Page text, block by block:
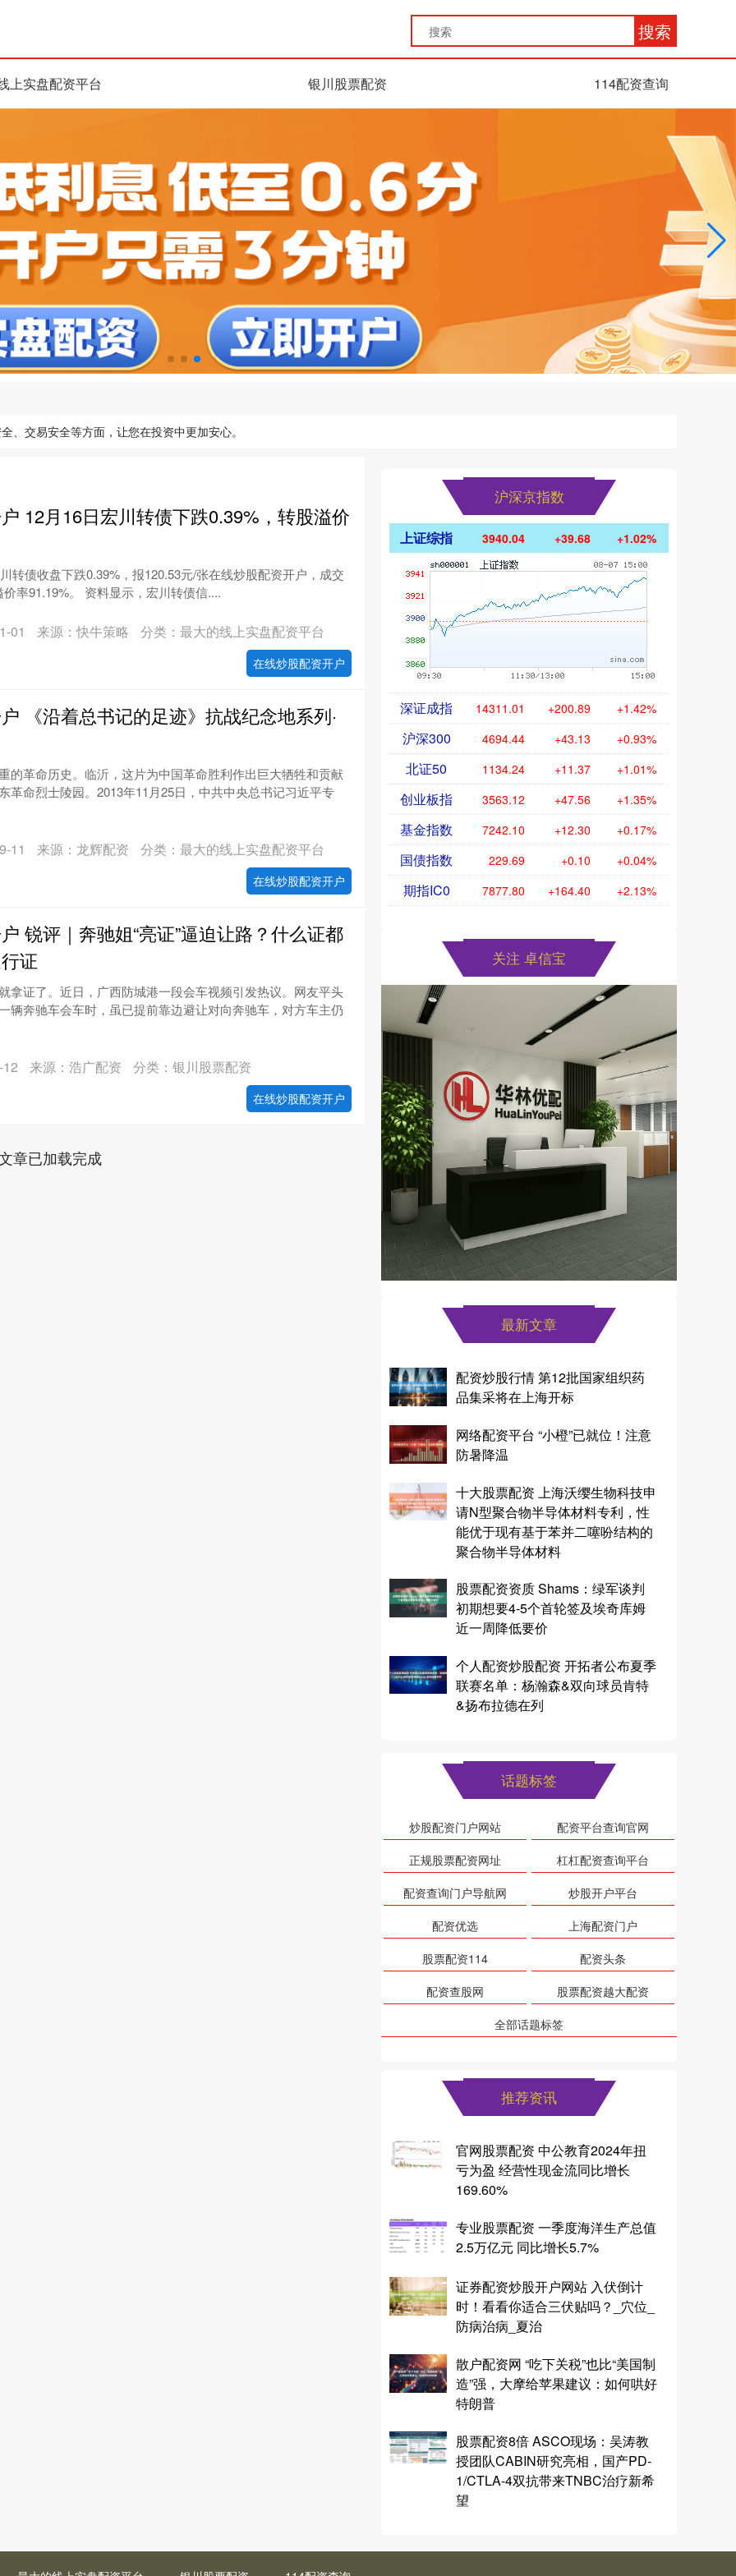
搜索
上实盘配资平台 银川股票配资 114配资查询
、交易安全等方面，让您在投资中更加安心。
12月16日宏川转债下跌0.39%，转股溢价
转债收盘下跌0.39%，报120.53元/张在线炒股配资开户，成交
率91.19%。 资料显示，宏川转债信....
01 来源：快牛策略 分类：最大的线上实盘配资平台
在线炒股配资开户
《沿着总书记的足迹》抗战纪念地系列·
的革命历史。临沂，这片为中国革命胜利作出巨大牺牲和贡献
革命烈士陵园。2013年11月25日，中共中央总书记习近平专
11 来源：龙辉配资 分类：最大的线上实盘配资平台
在线炒股配资开户
锐评｜奔驰姐“亮证”逼迫让路？什么证都
证
拿证了。近日，广西防城港一段会车视频引发热议。网友平头
辆奔驰车会车时，虽已提前靠边避让对向奔驰车，对方车主仍
来源：浩广配资 分类：银川股票配资
在线炒股配资开户
章已加载完成
沪深京指数
上证综指 3940.04 +39.68 +1.02%
深证成指 14311.01 +200.89 +1.42%
沪深300 4694.44 +43.13 +0.93%
北证50 1134.24 +11.37 +1.01%
创业板指 3563.12 +47.56 +1.35%
基金指数 7242.10 +12.30 +0.17%
国债指数 229.69 +0.10 +0.04%
期指IC0 7877.80 +164.40 +2.13%
关注 卓信宝
最新文章
配资炒股行情 第12批国家组织药
品集采将在上海开标
网络配资平台 “小橙”已就位！注意
防暑降温
十大股票配资 上海沃缨生物科技申
请N型聚合物半导体材料专利，性
能优于现有基于苯并二噻吩结构的
聚合物半导体材料
股票配资资质 Shams：绿军谈判
初期想要4-5个首轮签及埃奇库姆
近一周降低要价
个人配资炒股配资 开拓者公布夏季
联赛名单：杨瀚森&双向球员肯特
&扬布拉德在列
话题标签
炒股配资门户网站
配资平台查询官网
正规股票配资网址
杠杠配资查询平台
配资查询门户导航网
炒股开户平台
配资优选
上海配资门户
股票配资114
配资头条
配资查股网
股票配资越大配资
全部话题标签
推荐资讯
官网股票配资 中公教育2024年扭
亏为盈 经营性现金流同比增长
169.60%
专业股票配资 一季度海洋生产总值
2.5万亿元 同比增长5.7%
证券配资炒股开户网站 入伏倒计
时！看看你适合三伏贴吗？_穴位_
防病治病_夏治
散户配资网 “吃下关税”也比“美国制
造”强，大摩给苹果建议：如何哄好
特朗普
股票配资8倍 ASCO现场：吴涛教
授团队CABIN研究亮相，国产PD-
1/CTLA-4双抗带来TNBC治疗新希
望